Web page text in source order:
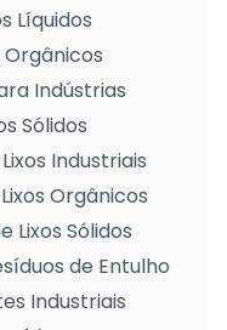
Líquidos
Indústrias
Sólidos
Industriais
Orgânicos
Lixos Sólidos
de Entulho
Industriais